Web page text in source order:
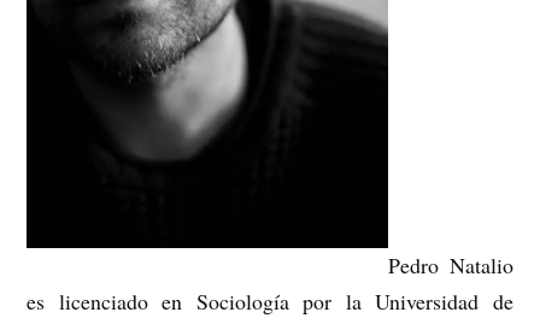
Pedro Natalio
es licenciado en Sociología por la Universidad de